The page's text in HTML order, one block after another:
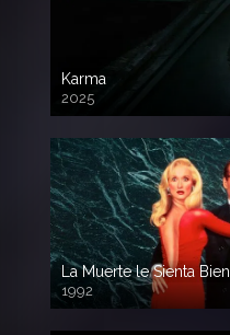
Karma
2025
La Muerte le Sienta Bien
1992
720p HD